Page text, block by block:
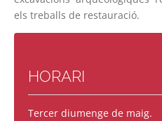
els treballs de restauració.
HORARI
Tercer diumenge de maig.